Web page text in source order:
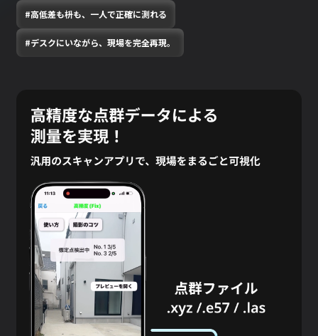
#高低差も枡も、一人で正確に測れる
#デスクにいながら、現場を完全再現。